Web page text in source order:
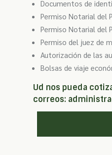
Documentos de
Permiso Notarial del
Permiso Notarial del
Permiso del juez de
Autorización de las
Bolsas de viaje
Ud nos pueda
correos: